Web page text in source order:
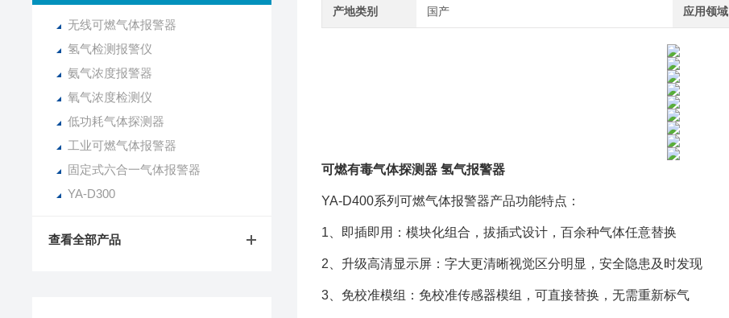
无线可燃气体报警器
氢气检测报警仪
氨气浓度报警器
氧气浓度检测仪
低功耗气体探测器
工业可燃气体报警器
固定式六合一气体报警器
YA-D300
查看全部产品
产地类别 国产 应用领域
可燃有毒气体探测器 氢气报警器
YA-D400系列可燃气体报警器产品功能特点：
1、即插即用：模块化组合，拔插式设计，百余种气体任意替换
2、 升级高清显示屏：字大更清晰视觉区分明显，安全隐患及时发现
3、免校准模组：免校准传感器模组，可直接替换，无需重新标气